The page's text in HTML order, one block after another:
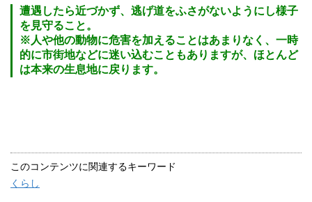
遭遇したら近づかず、逃げ道をふさがないようにし様子
を見守ること。
※人や他の動物に危害を加えることはあまりなく、一時
的に市街地などに迷い込むこともありますが、ほとんど
は本来の生息地に戻ります。
このコンテンツに関連するキーワード
くらし